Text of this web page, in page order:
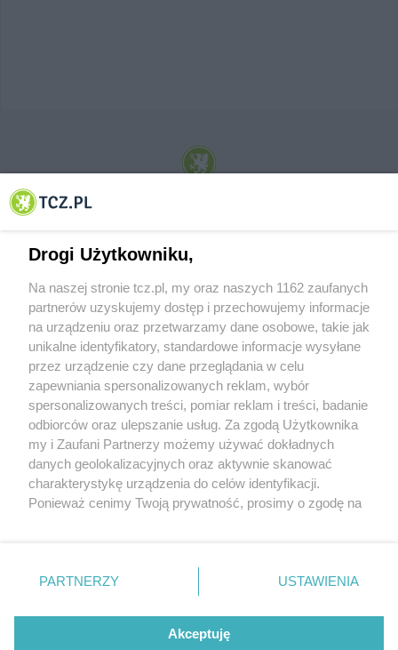
© 2001-2026 Tczew - TCZ.PL Sp. z o.o. Internetowy Serwis Informacyjny Miasta
O FIRMIE POLITYKA PRYWATNOŚCI HOSTING
REKLAMA WSPÓŁPRACA RSS FACEBOOK KONTAKT
Nasze serwisy
Aktualności
Tcz24
Historia miasta
Muzyka i kultura
Archiwum wydarzeń
Zdjęcia miasta
Drogi Użytkowniku,
Na naszej stronie tcz.pl, my oraz naszych 1162 zaufanych
partnerów uzyskujemy dostęp i przechowujemy informacje
na urządzeniu oraz przetwarzamy dane osobowe, takie jak
unikalne identyfikatory, standardowe informacje wysyłane
przez urządzenie czy dane przeglądania w celu
zapewniania spersonalizowanych reklam, wybór
spersonalizowanych treści, pomiar reklam i treści, badanie
odbiorców oraz ulepszanie usług. Za zgodą Użytkownika
my i Zaufani Partnerzy możemy używać dokładnych
danych geolokalizacyjnych oraz aktywnie skanować
charakterystykę urządzenia do celów identyfikacji.
Ponieważ cenimy Twoją prywatność, prosimy o zgodę na
znajdujący się w lewym dolnym rogu strony
. Niektóre
przetwarzaniu. Preferencje będą miały zastosowania tylko
PARTNERZY USTAWIENIA
Akceptuję